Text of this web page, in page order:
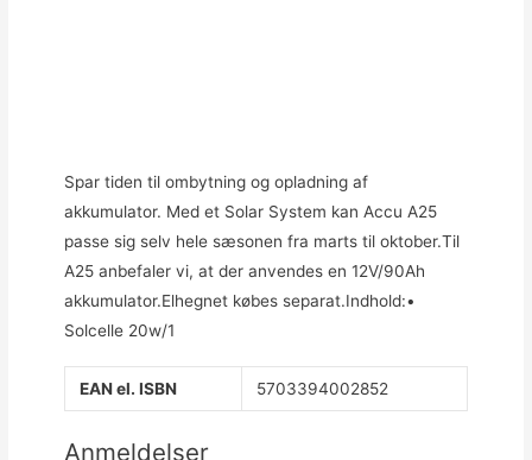
Spar tiden til ombytning og opladning af
akkumulator. Med et Solar System kan Accu A25
passe sig selv hele sæsonen fra marts til oktober.Til
A25 anbefaler vi, at der anvendes en 12V/90Ah
akkumulator.Elhegnet købes separat.Indhold:•
Solcelle 20w/1
EAN el. ISBN 5703394002852
Anmeldelser